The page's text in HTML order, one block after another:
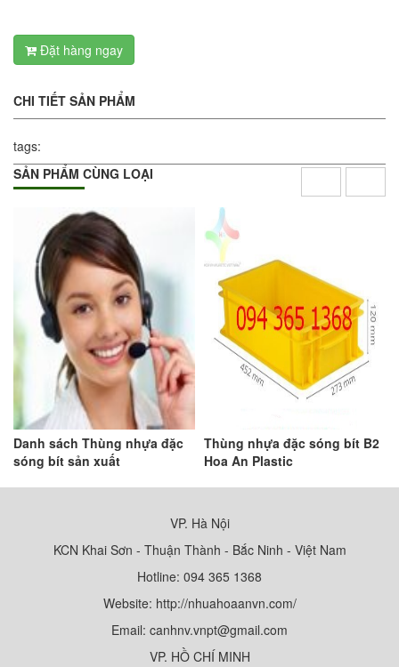
Đặt hàng ngay
CHI TIẾT SẢN PHẨM
tags:
SẢN PHẨM CÙNG LOẠI
Danh sách Thùng nhựa đặc
sóng bít sản xuất
Thùng nhựa đặc sóng bít B2
Hoa An Plastic
VP. Hà Nội
KCN Khai Sơn - Thuận Thành - Bắc Ninh - Việt Nam
Hotline: 094 365 1368
Website: http://nhuahoaanvn.com/
Email: canhnv.vnpt@gmail.com
VP. HỒ CHÍ MINH